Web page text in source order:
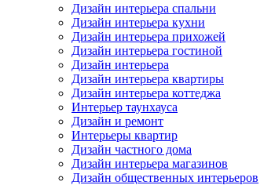
Дизайн интерьера спальни
Дизайн интерьера кухни
Дизайн интерьера прихожей
Дизайн интерьера гостиной
Дизайн интерьера
Дизайн интерьера квартиры
Дизайн интерьера коттеджа
Интерьер таунхауса
Дизайн и ремонт
Интерьеры квартир
Дизайн частного дома
Дизайн интерьера магазинов
Дизайн общественных интерьеров